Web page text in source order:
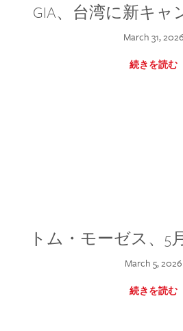
GIA、台湾に新キャ
March 31, 2026
続きを読む
トム・モーゼス、5
March 5, 2026
続きを読む